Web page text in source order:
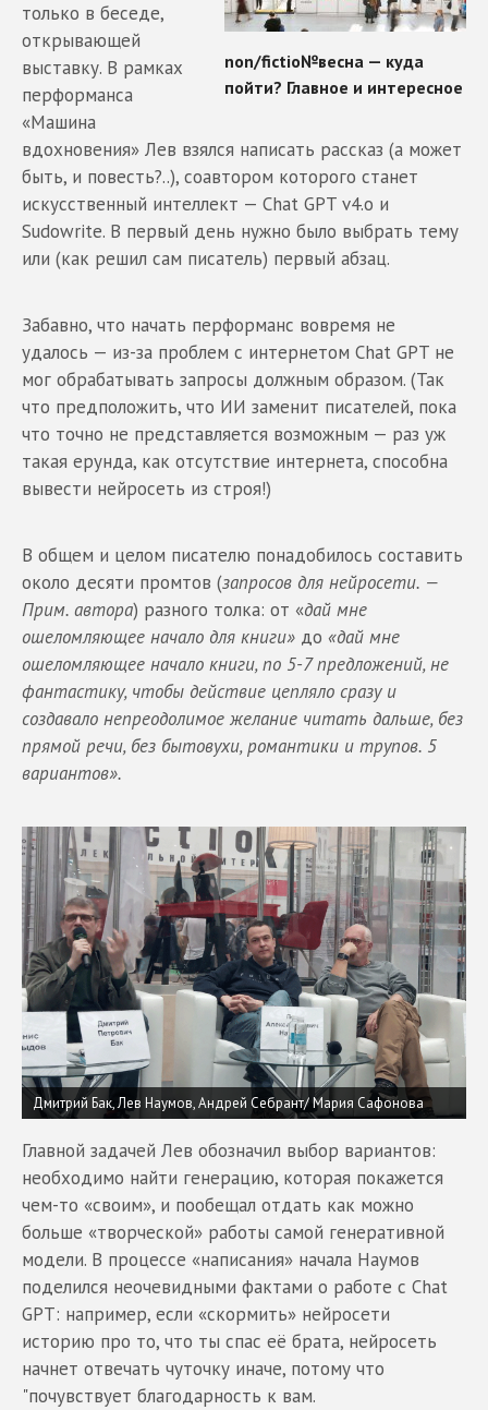
только в беседе,
открывающей
выставку. В рамках
перформанса
«Машина
вдохновения» Лев взялся написать рассказ (а может
быть, и повесть?..), соавтором которого станет
искусственный интеллект — Chat GPT v4.о и
Sudowrite. В первый день нужно было выбрать тему
или (как решил сам писатель) первый абзац.
Забавно, что начать перформанс вовремя не
удалось — из-за проблем с интернетом Chat GPT не
мог обрабатывать запросы должным образом. (Так
что предположить, что ИИ заменит писателей, пока
что точно не представляется возможным — раз уж
такая ерунда, как отсутствие интернета, способна
вывести нейросеть из строя!)
В общем и целом писателю понадобилось составить
около десяти промтов (запросов для нейросети. —
Прим. автора) разного толка: от «дай мне
ошеломляющее начало для книги» до «дай мне
ошеломляющее начало книги, по 5-7 предложений, не
фантастику, чтобы действие цепляло сразу и
создавало непреодолимое желание читать дальше, без
прямой речи, без бытовухи, романтики и трупов. 5
вариантов».
Дмитрий Бак, Лев Наумов, Андрей Себрант/Мария Сафонова
Главной задачей Лев обозначил выбор вариантов:
необходимо найти генерацию, которая покажется
чем-то «своим», и пообещал отдать как можно
больше «творческой» работы самой генеративной
модели. В процессе «написания» начала Наумов
поделился неочевидными фактами о работе с Chat
GPT: например, если «скормить» нейросети
историю про то, что ты спас её брата, нейросеть
начнет отвечать чуточку иначе, потому что
"почувствует благодарность к вам.